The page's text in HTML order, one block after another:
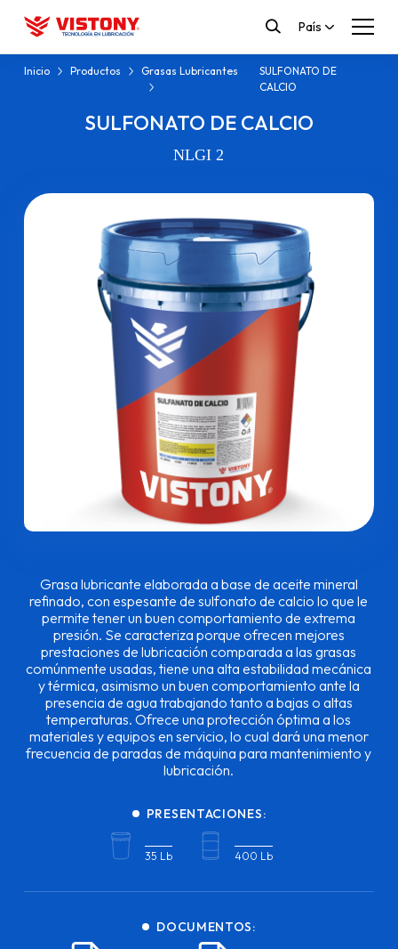
País
Inicio Productos Grasas Lubricantes
SULFONATO DE
CALCIO
SULFONATO DE CALCIO
NLGI 2
Grasa lubricante elaborada a base de aceite mineral
refinado, con espesante de sulfonato de calcio lo que le
permite tener un buen comportamiento de extrema
presión. Se caracteriza porque ofrecen mejores
prestaciones de lubricación comparada a las grasas
comúnmente usadas, tiene una alta estabilidad mecánica
y térmica, asimismo un buen comportamiento ante la
presencia de agua trabajando tanto a bajas o altas
temperaturas. Ofrece una protección óptima a los
materiales y equipos en servicio, lo cual dará una menor
frecuencia de paradas de máquina para mantenimiento y
lubricación.
PRESENTACIONES:
35 Lb 400 Lb
DOCUMENTOS: